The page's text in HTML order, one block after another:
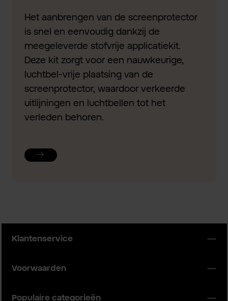
Het aanbrengen van de screenprotector
is snel en eenvoudig dankzij de
meegeleverde stofvrije applicatiekit.
Deze kit zorgt voor een nauwkeurige,
luchtbel-vrije plaatsing van de
screenprotector, waardoor verkeerde
uitlijningen en luchtbellen tot het
verleden behoren.
Klantenservice
Voorwaarden
Populaire categorieën